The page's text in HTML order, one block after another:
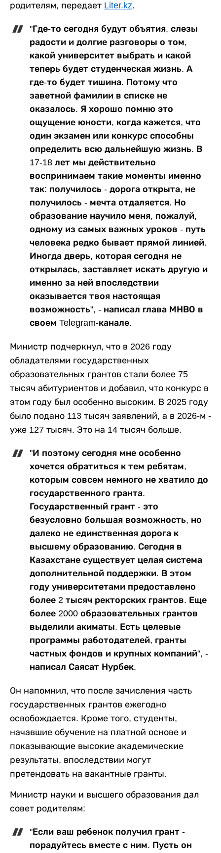
родителям, передает Liter.kz.
"Где-то сегодня будут объятия, слезы
радости и долгие разговоры о том,
какой университет выбрать и какой
теперь будет студенческая жизнь. А
где-то будет тишина. Потому что
заветной фамилии в списке не
оказалось. Я хорошо помню это
ощущение юности, когда кажется, что
один экзамен или конкурс способны
определить всю дальнейшую жизнь. В
17-18 лет мы действительно
воспринимаем такие моменты именно
так: получилось - дорога открыта, не
получилось - мечта отдаляется. Но
образование научило меня, пожалуй,
одному из самых важных уроков - путь
человека редко бывает прямой линией.
Иногда дверь, которая сегодня не
открылась, заставляет искать другую и
именно за ней впоследствии
оказывается твоя настоящая
возможность", - написал глава МНВО в
своем Telegram-канале.
Министр подчеркнул, что в 2026 году
обладателями государственных
образовательных грантов стали более 75
тысяч абитуриентов и добавил, что конкурс в
этом году был особенно высоким. В 2025 году
было подано 113 тысяч заявлений, а в 2026-м -
уже 127 тысяч. Это на 14 тысяч больше.
"И поэтому сегодня мне особенно
хочется обратиться к тем ребятам,
которым совсем немного не хватило до
государственного гранта.
Государственный грант - это
безусловно большая возможность, но
далеко не единственная дорога к
высшему образованию. Сегодня в
Казахстане существует целая система
дополнительной поддержки. В этом
году университетами предоставлено
более 2 тысяч ректорских грантов. Еще
более 2000 образовательных грантов
выделили акиматы. Есть целевые
программы работодателей, гранты
частных фондов и крупных компаний", -
написал Саясат Нурбек.
Он напомнил, что после зачисления часть
государственных грантов ежегодно
освобождается. Кроме того, студенты,
начавшие обучение на платной основе и
показывающие высокие академические
результаты, впоследствии могут
претендовать на вакантные гранты.
Министр науки и высшего образования дал
совет родителям:
"Если ваш ребенок получил грант -
порадуйтесь вместе с ним. Пусть он